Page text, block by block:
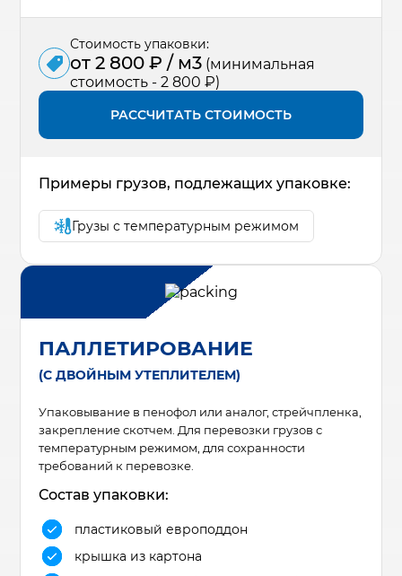
Стоимость упаковки:
от 2 800 ₽ / м3 (минимальная
стоимость - 2 800 ₽)
РАССЧИТАТЬ СТОИМОСТЬ
Примеры грузов, подлежащих упаковке:
Грузы с температурным режимом
ПАЛЛЕТИРОВАНИЕ
(С ДВОЙНЫМ УТЕПЛИТЕЛЕМ)
Упаковывание в пенофол или аналог, стрейчпленка,
закрепление скотчем. Для перевозки грузов с
температурным режимом, для сохранности
требований к перевозке.
Состав упаковки:
пластиковый европоддон
крышка из картона